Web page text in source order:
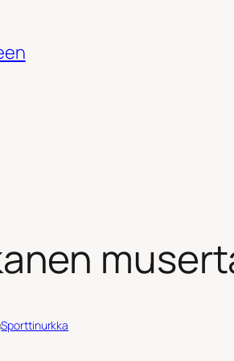
Sporttinurkka